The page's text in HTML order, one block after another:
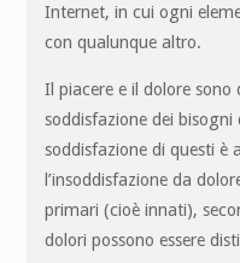
Internet, in cui ogni
con qualunque altro.
Il piacere e il dolore
soddisfazione dei
soddisfazione di questi è
l’insoddisfazione da
primari (cioè innati),
dolori possono essere